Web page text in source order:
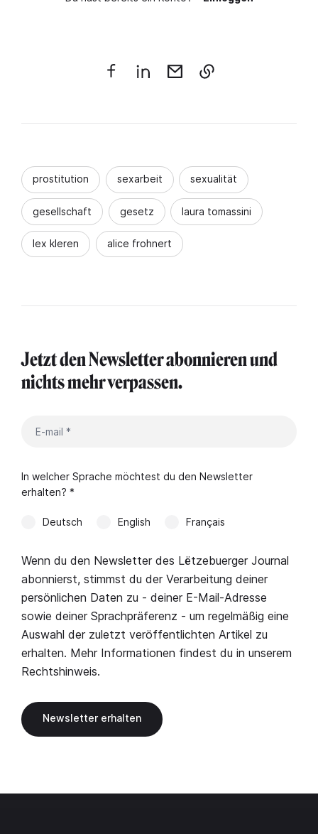
prostitution sexarbeit sexualität
gesellschaft gesetz laura tomassini
lex kleren alice frohnert
Jetzt den Newsletter abonnieren und
nichts mehr verpassen.
In welcher Sprache möchtest du den Newsletter
erhalten? *
Deutsch English Français
Wenn du den Newsletter des Lëtzebuerger Journal
abonnierst, stimmst du der Verarbeitung deiner
persönlichen Daten zu - deiner E-Mail-Adresse
sowie deiner Sprachpräferenz - um regelmäßig eine
Auswahl der zuletzt veröffentlichten Artikel zu
erhalten. Mehr Informationen findest du in unserem
Rechtshinweis.